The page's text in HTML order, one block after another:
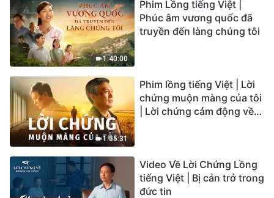
1:40:00
Phim Lồng tiếng Việt |
Phúc âm vương quốc đã
truyền đến làng chúng tôi
1:55:31
Phim lồng tiếng Việt | Lời
chứng muộn màng của tôi
| Lời chứng cảm động về
Video Về Lời Chứng Lồng
tiếng Việt | Bị cản trở trong
đức tin